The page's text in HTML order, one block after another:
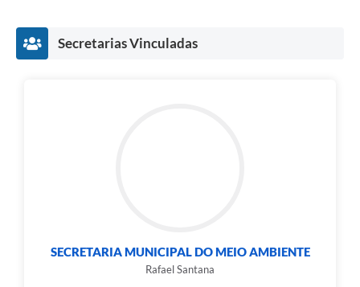
Secretarias Vinculadas
SECRETARIA MUNICIPAL DO MEIO AMBIENTE
Rafael Santana